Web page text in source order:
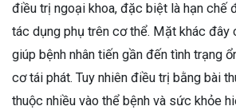
điều trị ngoại khoa, đặc biệt là hạn chế
tác dụng phụ trên cơ thể. Mặt khác đây
giúp bệnh nhân tiến gần đến tình trạng
cơ tái phát. Tuy nhiên điều trị bằng bài
thuộc nhiều vào thể bệnh và sức khỏe